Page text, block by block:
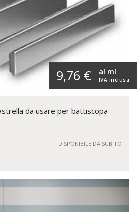
9,76 € IVA inclusa
al ml
da usare per battiscopa
DISPONIBILE DA SUBITO